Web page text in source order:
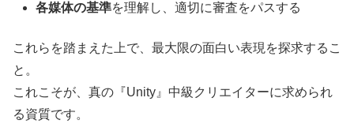
各媒体の基準を理解し、適切に審査をパスする
これらを踏まえた上で、最大限の面白い表現を探求するこ
と。
これこそが、真の『Unity』中級クリエイターに求められ
る資質です。